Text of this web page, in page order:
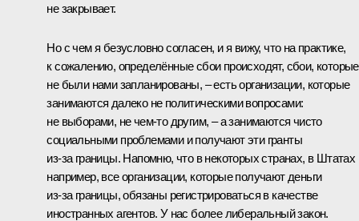
не закрывает.
Но с чем я безусловно согласен, и я вижу, что на практике,
к сожалению, определённые сбои происходят, сбои, которые
не были нами запланированы, – есть организации, которые
занимаются далеко не политическими вопросами:
не выборами, не чем‑то другим, – а занимаются чисто
социальными проблемами и получают эти гранты
из‑за границы. Напомню, что в некоторых странах, в Штатах
например, все организации, которые получают деньги
из‑за границы, обязаны регистрироваться в качестве
иностранных агентов. У нас более либеральный закон.